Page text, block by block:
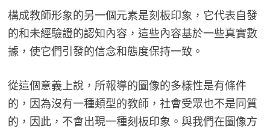
構成教師形象的另一個元素是刻板印象，它代表自發
的和未經驗證的認知內容，這些內容基於一些真實數
據，使它們引發的信念和態度保持一致。
從這個意義上說，所報導的圖像的多樣性是有條件
的，因為沒有一種類型的教師，社會受眾也不是同質
的，因此，不會出現一種刻板印象。與我們在圖像方